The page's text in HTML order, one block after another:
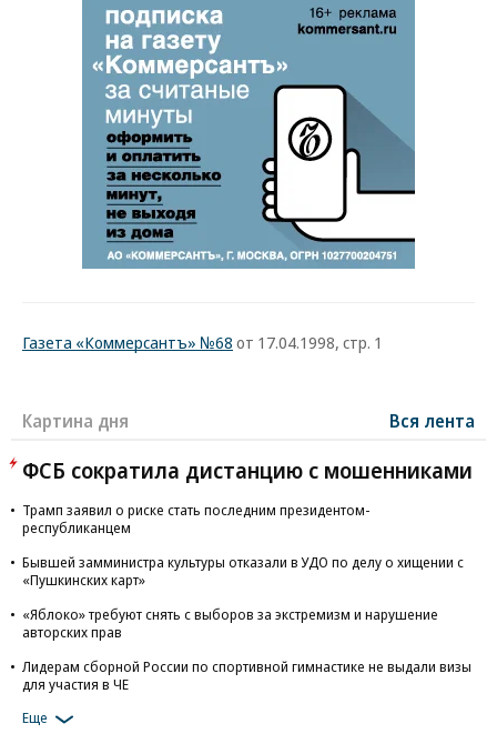
Газета «Коммерсантъ» №68 от 17.04.1998, стр. 1
Картина дня Вся лента
ФСБ сократила дистанцию с мошенниками
Трамп заявил о риске стать последним президентом-
республиканцем
Бывшей замминистра культуры отказали в УДО по делу о хищении с
«Пушкинских карт»
«Яблоко» требуют снять с выборов за экстремизм и нарушение
авторских прав
Лидерам сборной России по спортивной гимнастике не выдали визы
для участия в ЧЕ
Еще